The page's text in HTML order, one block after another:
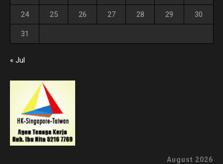
24 25 26 27 28 29 30
31
« Jul
August 2026